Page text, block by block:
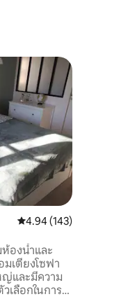
คะแนนเฉลี่ย 4.94 จาก
4.94 (143)
องน้ำและ
เตียงโซฟา
ญ่และมีความ
เลือกในการ